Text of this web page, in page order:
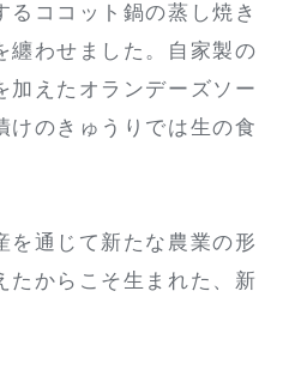
るココット鍋の蒸し焼き
纏わせました。自家製の
加えたオランデーズソー
けのきゅうりでは生の食
を通じて新たな農業の形
たからこそ生まれた、新